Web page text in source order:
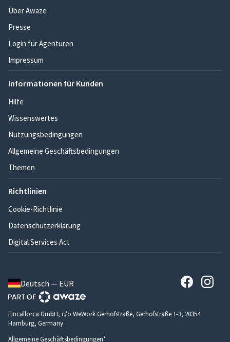
Über Awaze
Presse
Login für Agenturen
Impressum
Informationen für Kunden
Hilfe
Wissenswertes
Nutzungsbedingungen
Allgemeine Geschäftsbedingungen
Themen
Richtlinien
Cookie-Richtlinie
Datenschutzerklärung
Digital Services Act
Deutsch — EUR
Fincallorca GmbH, c/o WeWork Gerhofstraße, Gerhofstraße 1-3, 20354
Hamburg, Germany
Allgemeine Geschäftsbedingungen*